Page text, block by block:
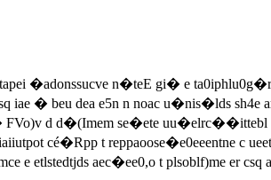
�adonssucve n�teE gi� e
� beu dea e5n n noac u�nis�lds sh4e
FVo)v d d�(Imem se�ete
cé�Rpp t reppaoose�e0eeentne c
e etlstedtjds aec�ee0,o t plsoblf)me er